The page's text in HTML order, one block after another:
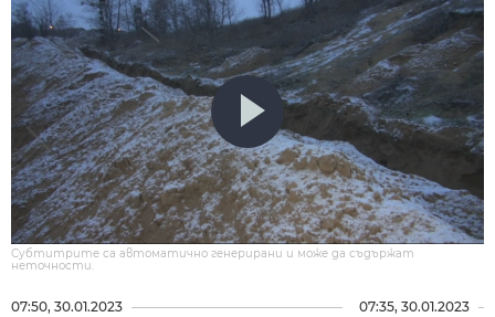
Субтитрите са автоматично генерирани и може да съдържат
неточности.
07:50, 30.01.2023 07:35, 30.01.2023